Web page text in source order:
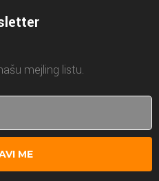
mejling listu.
ME